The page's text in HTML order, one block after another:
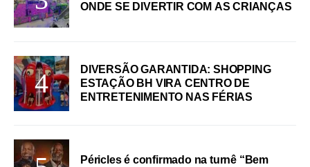
ONDE SE DIVERTIR COM AS CRIANÇAS
DIVERSÃO GARANTIDA: SHOPPING
ESTAÇÃO BH VIRA CENTRO DE
ENTRETENIMENTO NAS FÉRIAS
Péricles é confirmado na turnê “Bem